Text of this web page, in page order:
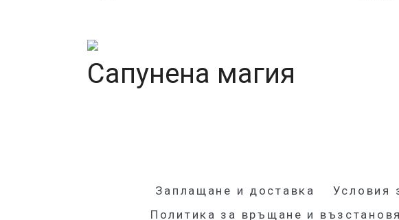
Сапунена магия
Заплащане и доставка Условия
Политика за връщане и